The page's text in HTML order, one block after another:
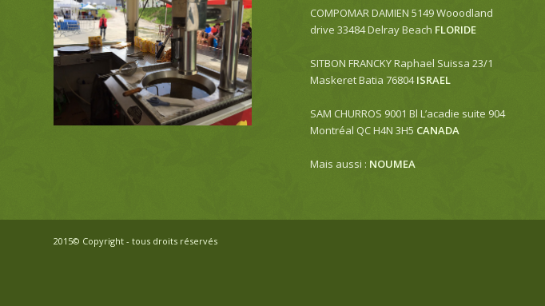
COMPOMAR DAMIEN 5149 Wooodland
drive 33484 Delray Beach FLORIDE
SITBON FRANCKY Raphael Suissa 23/1
Maskeret Batia 76804ISRAEL
SAM CHURROS 9001 Bl L’acadie suite 904
Montréal QC H4N 3H5 CANADA
Mais aussi : NOUMEA
2015© Copyright - tous droits réservés